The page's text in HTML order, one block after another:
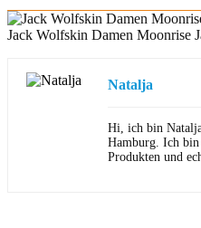
Jack Wolfskin Damen Moonrise
Natalja
Hi, ich bin
Hamburg. Ich bin
Produkten und